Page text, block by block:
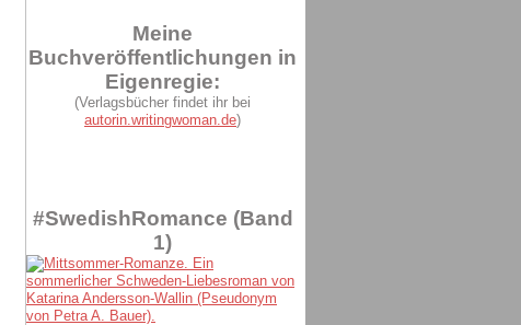
Meine
Buchveröffentlichungen in
Eigenregie:
(Verlagsbücher findet ihr bei
autorin.writingwoman.de)
#SwedishRomance (Band
1)